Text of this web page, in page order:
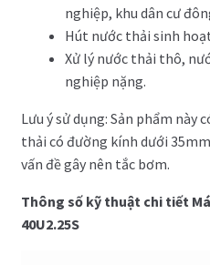
nghiệp, khu dân cư
Hút nước thải sinh
Xử lý nước thải thô,
nghiệp nặng.
Lưu ý sử dụng: Sản phẩm này
thải có đường kính dưới
vấn đề gây nên tắc bơm.
Thông số kỹ thuật chi tiết
40U2.25S